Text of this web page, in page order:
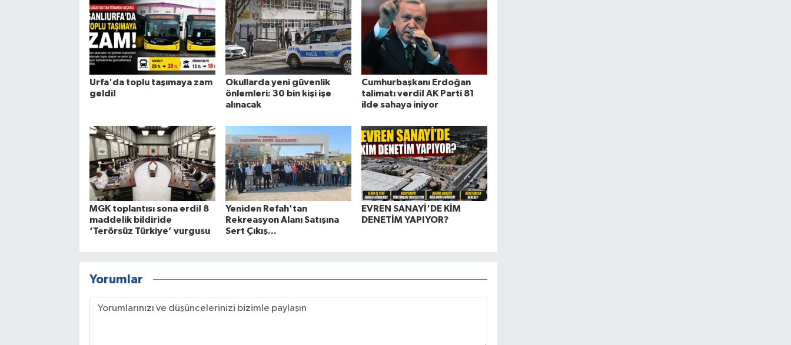
Urfa'da toplu taşımaya zam
geldi!
Okullarda yeni güvenlik
önlemleri: 30 bin kişi işe
alınacak
Cumhurbaşkanı Erdoğan
talimatı verdi! AK Parti 81
ilde sahaya iniyor
MGK toplantısı sona erdi! 8
maddelik bildiride
‘Terörsüz Türkiye’ vurgusu
Yeniden Refah'tan
Rekreasyon Alanı Satışına
Sert Çıkış...
EVREN SANAYİ'DE KİM
DENETİM YAPIYOR?
Yorumlar